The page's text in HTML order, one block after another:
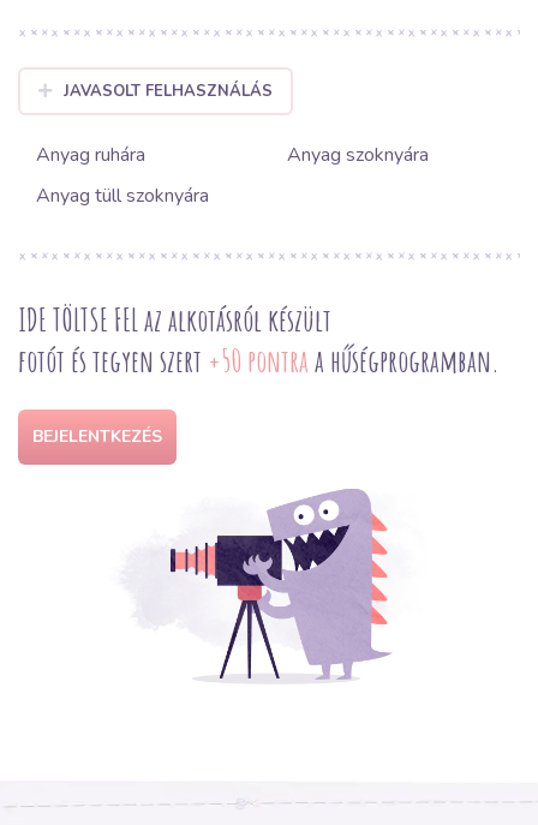
JAVASOLT FELHASZNÁLÁS
Anyag ruhára
Anyag szoknyára
Anyag tüll szoknyára
IDE TÖLTSE FEL az alkotásról készült
fotót és tegyen szert +50 pontraa hűségprogramban.
BEJELENTKEZÉS